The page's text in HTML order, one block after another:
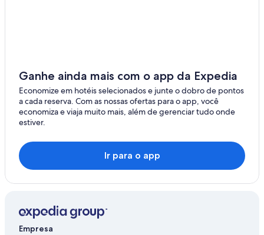
Ganhe ainda mais com o app da Expedia
Economize em hotéis selecionados e junte o dobro de pontos
a cada reserva. Com as nossas ofertas para o app, você
economiza e viaja muito mais, além de gerenciar tudo onde
estiver.
Ir para o app
Empresa